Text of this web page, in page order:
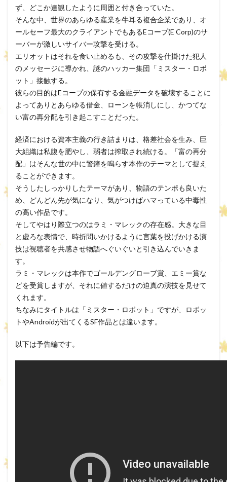
ず、どこか達観したように周囲と付き合っていた。
そんな中、世界のあらゆる産業を牛耳る複合企業であり、オ
ールセーフ最大のクライアントでもあるEコープ(E Corp)のサ
ーバーが激しいサイバー攻撃を受ける。
エリオットはそれを食い止めるも、その攻撃を仕掛けた犯人
のメッセージに導かれ、謎のハッカー集団「ミスター・ロボ
ット」接触する。
彼らの目的はEコープの保有する金融データを破壊することに
よってありとあらゆる借金、ローンを帳消しにし、かつてな
い富の再分配を引き起こすことだった。
経済における資本主義の行き詰まりは、格差社会を生み、巨
大組織は私腹を肥やし、弱者は搾取され続ける。「富の再分
配」はそんな世の中に警鐘を鳴らす本作のテーマとして捉え
ることができます。
そうしたしっかりしたテーマがあり、物語のテンポも良いた
め、どんどん先が気になり、気がつけばハマっている中毒性
の高い作品です。
そしてやはり際立つのはラミ・マレックの存在感。大きな目
と虚ろな表情で、時折問いかけるように言葉を投げかける演
技は視聴者を共感させ物語へぐいぐいと引き込んでいきま
す。
ラミ・マレックは本作でゴールデングローブ賞、エミー賞な
どを受賞しますが、それに値するだけの迫真の演技を見せて
くれます。
ちなみにタイトルは「ミスター・ロボット」ですが、ロボッ
トやAndroidが出てくるSF作品とは違います。
以下は予告編です。